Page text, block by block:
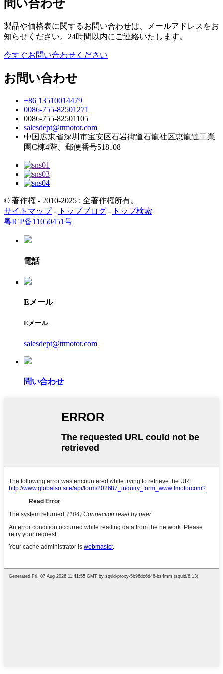
問い合わせ
製品や価格表に関するお問い合わせは、メールアドレスをお
知らせください。24時間以内にご連絡いたします。
今すぐお問い合わせください
お問い合わせ
+86 13510014479
0086-755-82501271
0086-755-82501105
salesdept@ttmotor.com
中国広東省深圳市宝安区石岩街道石龍社区恵龍達工業
園C棟4階、郵便番号518108
© 著作権 - 2010-2025 : 全著作権所有。
サイトマップ- トップブログ - トップ検索
粤ICP备11050451号
電話
Eメール
Eメール
salesdept@ttmotor.com
問い合わせ